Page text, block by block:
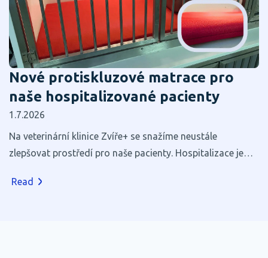
Nové protiskluzové matrace pro
naše hospitalizované pacienty
1.7.2026
Na veterinární klinice Zvíře+ se snažíme neustále
zlepšovat prostředí pro naše pacienty. Hospitalizace je
maličkosti mohou výrazně přispět k jejich pohodlí a
Read